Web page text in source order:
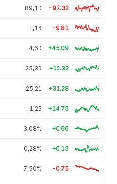
89,10 -97.32
1,16 -9.81
4,60 +45.09
25,30 +12.32
25,21 +31.28
1,25 +14.75
3,08% +0.66
0,28% +0.15
7,50% -0.75